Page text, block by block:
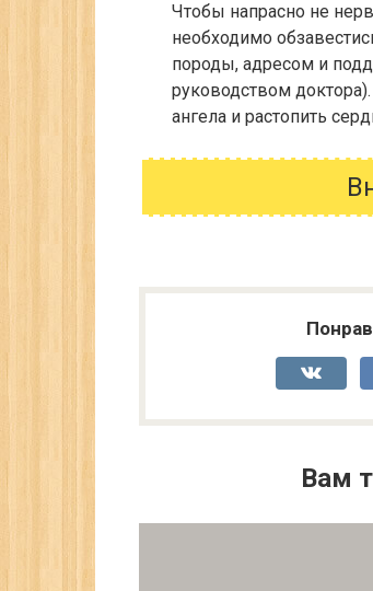
Чтобы напрасно не
необходимо
породы, адресом и
руководством
ангела и растопить
Вам